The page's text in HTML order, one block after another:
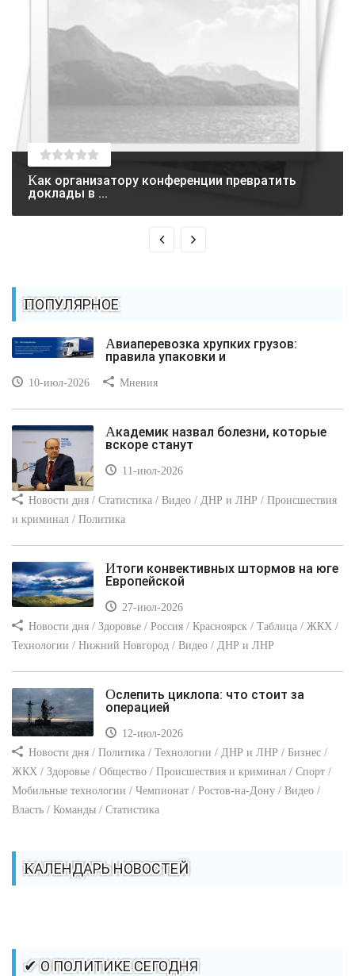
Как организатору конференции превратить
доклады в ...
ПОПУЛЯРНОЕ
Авиаперевозка хрупких грузов:
правила упаковки и
10-июл-2026 Мнения
Академик назвал болезни, которые
вскоре станут
11-июл-2026
Новости дня / Статистика / Видео / ДНР и ЛНР / Происшествия
и криминал / Политика
Итоги конвективных штормов на юге
Европейской
27-июл-2026
Новости дня / Здоровье / Россия / Красноярск / Таблица / ЖКХ /
Технологии / Нижний Новгород / Видео / ДНР и ЛНР
Ослепить циклопа: что стоит за
операцией
12-июл-2026
Новости дня / Политика / Технологии / ДНР и ЛНР / Бизнес /
ЖКХ / Здоровье / Общество / Происшествия и криминал / Спорт /
Мобильные технологии / Чемпионат / Ростов-на-Дону / Видео /
Власть / Команды / Статистика
КАЛЕНДАРЬ НОВОСТЕЙ
✔ О ПОЛИТИКЕ СЕГОДНЯ